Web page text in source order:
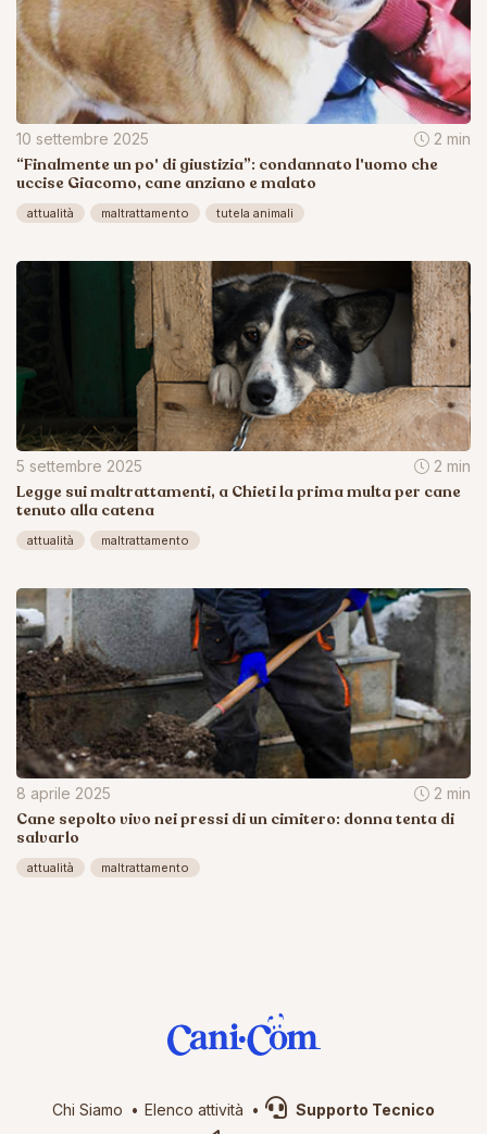
10 settembre 2025 2 min
“Finalmente un po' di giustizia”: condannato l'uomo che
uccise Giacomo, cane anziano e malato
attualità maltrattamento tutela animali
5 settembre 2025 2 min
Legge sui maltrattamenti, a Chieti la prima multa per cane
tenuto alla catena
attualità maltrattamento
8 aprile 2025 2 min
Cane sepolto vivo nei pressi di un cimitero: donna tenta di
salvarlo
attualità maltrattamento
Chi Siamo Elenco attività
Supporto Tecnico